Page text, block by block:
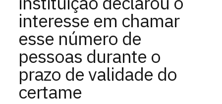
interesse em chamar
esse número de
pessoas durante o
prazo de validade do
certame